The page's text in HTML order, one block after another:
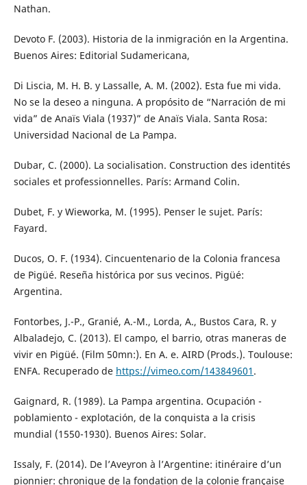
Nathan.
Devoto F. (2003). Historia de la inmigración en la Argentina.
Buenos Aires: Editorial Sudamericana,
Di Liscia, M. H. B. y Lassalle, A. M. (2002). Esta fue mi vida.
No se la deseo a ninguna. A propósito de “Narración de mi
vida” de Anaïs Viala (1937)” de Anaïs Viala. Santa Rosa:
Universidad Nacional de La Pampa.
Dubar, C. (2000). La socialisation. Construction des identités
sociales et professionnelles. París: Armand Colin.
Dubet, F. y Wieworka, M. (1995). Penser le sujet. París:
Fayard.
Ducos, O. F. (1934). Cincuentenario de la Colonia francesa
de Pigüé. Reseña histórica por sus vecinos. Pigüé:
Argentina.
Fontorbes, J.-P., Granié, A.-M., Lorda, A., Bustos Cara, R. y
Albaladejo, C. (2013). El campo, el barrio, otras maneras de
vivir en Pigüé. (Film 50mn:). En A. e. AIRD (Prods.). Toulouse:
ENFA. Recuperado de https://vimeo.com/143849601 .
Gaignard, R. (1989). La Pampa argentina. Ocupación -
poblamiento - explotación, de la conquista a la crisis
mundial (1550-1930). Buenos Aires: Solar.
Issaly, F. (2014). De l’Aveyron à l’Argentine: itinéraire d’un
pionnier: chronique de la fondation de la colonie française